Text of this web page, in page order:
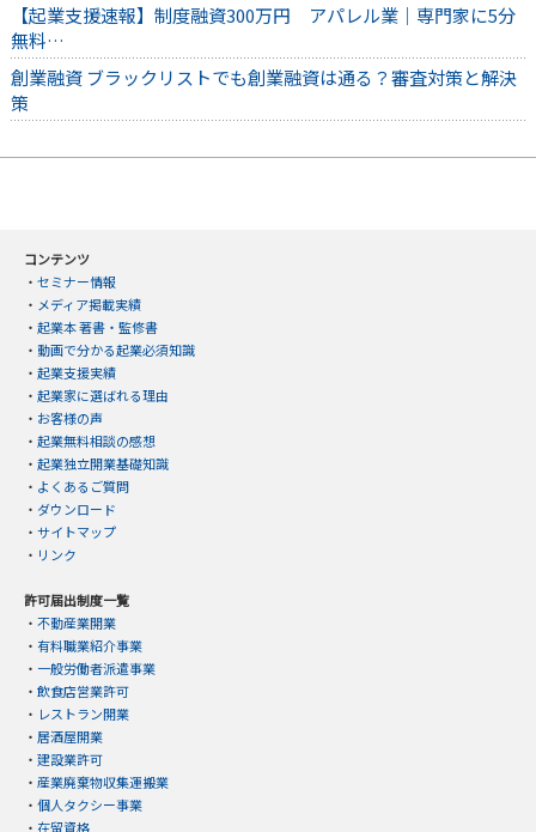
【起業支援速報】制度融資300万円 アパレル業｜専門家に5分
無料…
創業融資 ブラックリストでも創業融資は通る？審査対策と解決
策
コンテンツ
・ セミナー情報
・ メディア掲載実績
・ 起業本 著書・監修書
・ 動画で分かる起業必須知識
・ 起業支援実績
・ 起業家に選ばれる理由
・ お客様の声
・ 起業無料相談の感想
・ 起業独立開業基礎知識
・ よくあるご質問
・ ダウンロード
・ サイトマップ
・ リンク
許可届出制度一覧
・ 不動産業開業
・ 有料職業紹介事業
・ 一般労働者派遣事業
・ 飲食店営業許可
・ レストラン開業
・ 居酒屋開業
・ 建設業許可
・ 産業廃棄物収集運搬業
・ 個人タクシー事業
・ 在留資格